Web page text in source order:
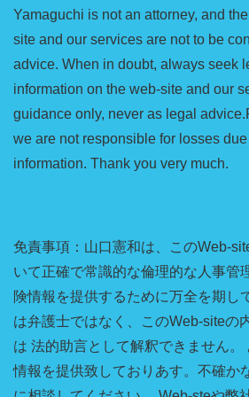
Yamaguchi is not an attorney, and
site and our services are not to be
advice. When in doubt, always seek
information on the web-site and our
guidance only, never as legal
we are not responsible for losses
information. Thank you very much.
免責事項：山口憲和は、このWeb-
いて正確で常識的な倫理的な人事管
険情報を提供するために万全を期し
は弁護士ではなく、このWeb-siteの
は 法的助言として解釈できません。
情報を提供致しておりあす。不確か